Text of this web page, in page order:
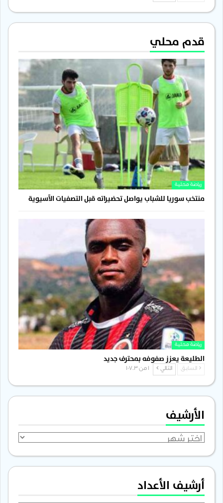
قدم محلي
رياضة محلية
منتخب سوريا للشباب يواصل تحضيراته قبل التصفيات الآسيوية
رياضة محلية
الطليعة يعزز صفوفه بمحترف جديد
السابق التالي
الأرشيف
الأرشيف
أرشيف الأعداد